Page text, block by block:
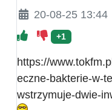
20-08-25 13:44
+1
https://
eczne-bakterie-w-
wstrzymuje-dwie-